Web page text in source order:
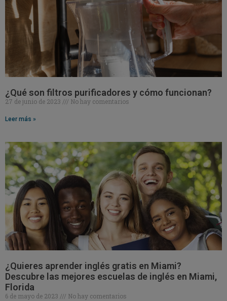
¿Qué son filtros purificadores y cómo funcionan?
27 de junio de 2023 No hay comentarios
Leer más »
¿Quieres aprender inglés gratis en Miami?
Descubre las mejores escuelas de inglés en Miami,
Florida
6 de mayo de 2023 No hay comentarios